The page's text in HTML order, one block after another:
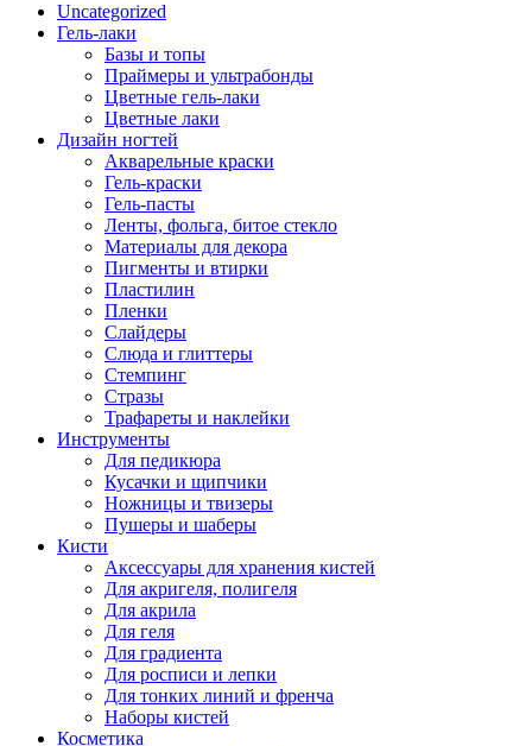
Uncategorized
Гель-лаки
Базы и топы
Праймеры и ультрабонды
Цветные гель-лаки
Цветные лаки
Дизайн ногтей
Акварельные краски
Гель-краски
Гель-пасты
Ленты, фольга, битое стекло
Материалы для декора
Пигменты и втирки
Пластилин
Пленки
Слайдеры
Слюда и глиттеры
Стемпинг
Стразы
Трафареты и наклейки
Инструменты
Для педикюра
Кусачки и щипчики
Ножницы и твизеры
Пушеры и шаберы
Кисти
Аксессуары для хранения кистей
Для акригеля, полигеля
Для акрила
Для геля
Для градиента
Для росписи и лепки
Для тонких линий и френча
Наборы кистей
Косметика